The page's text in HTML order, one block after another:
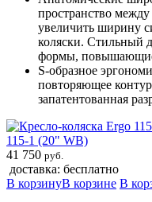
пространство
увеличить ширину
коляски. Стильный
формы, повышающие
S-образное
повторяющее
запатентованная
115-1 (20" WB)
41 750 руб.
доставка: бесплатно
В корзинуВ корзине В